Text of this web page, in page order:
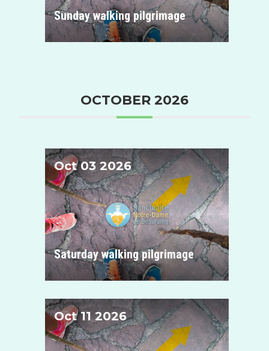
Sunday walking pilgrimage
OCTOBER 2026
Oct 03 2026
Saturday walking pilgrimage
Sanctuaire de Notre-Dame de Beauraing
Oct 11 2026
Sanctuaire de Notre-Dame de Beauraing